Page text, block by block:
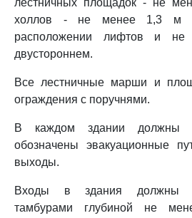
лестничных площадок - не
холлов - не менее 1,3 м
расположении лифтов и
двустороннем.
Все лестничные марши и
ограждения с поручнями.
В каждом здании должны
обозначены эвакуационные
выходы.
Входы в здания должны
тамбурами глубиной не